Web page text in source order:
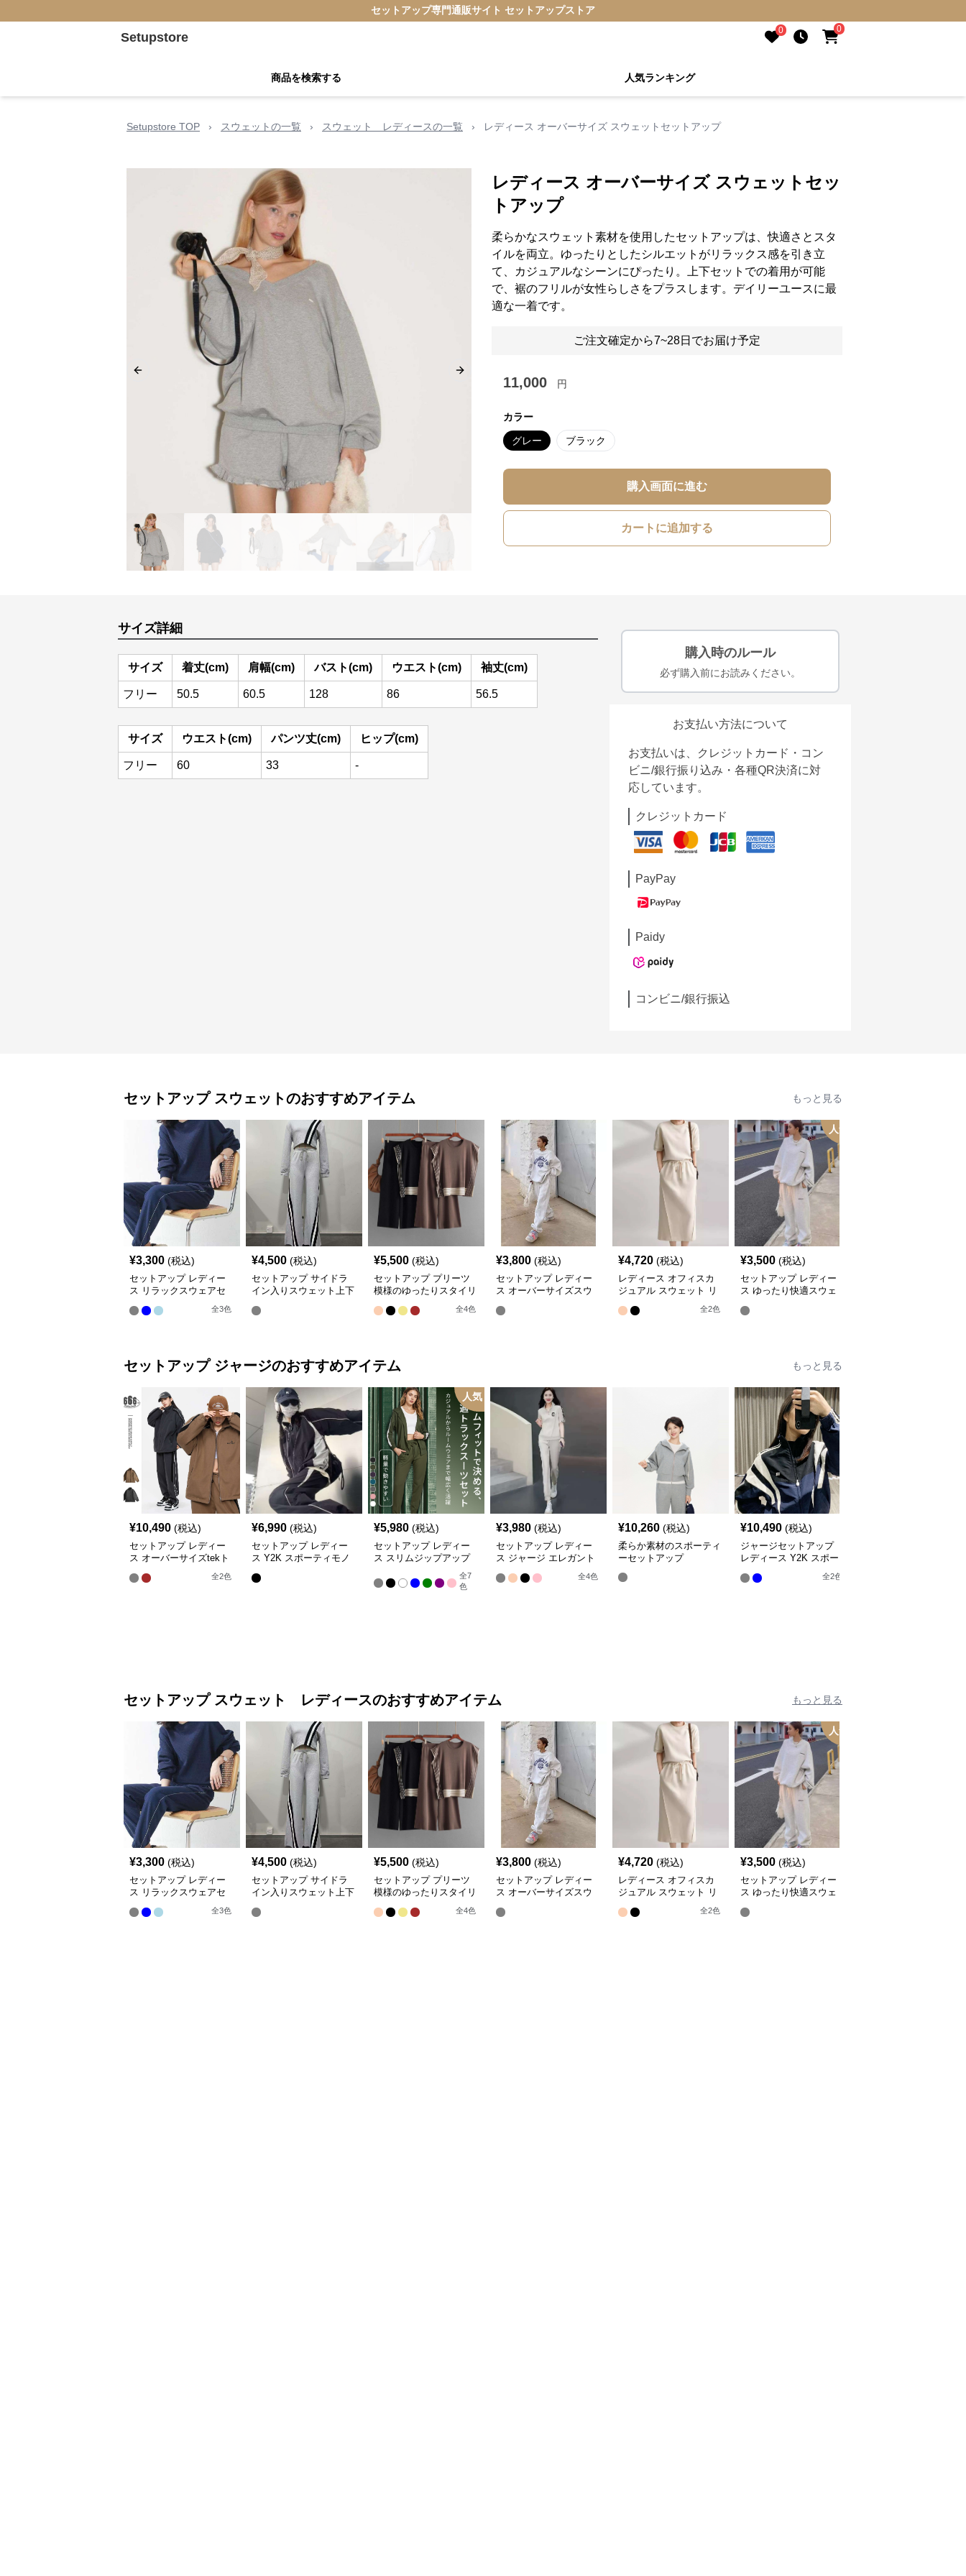
セットアップ専門通販サイト セットアップストア
Setupstore 0 0
商品を検索する 人気ランキング
Setupstore TOP › スウェットの一覧 › スウェット レディースの一覧 › レディース オーバーサイズ スウェットセットアップ
Previous slide Next slide
レディース オーバーサイズ スウェットセッ
トアップ
柔らかなスウェット素材を使用したセットアップは、快適さとスタ
イルを両立。ゆったりとしたシルエットがリラックス感を引き立
て、カジュアルなシーンにぴったり。上下セットでの着用が可能
で、裾のフリルが女性らしさをプラスします。デイリーユースに最
適な一着です。
ご注文確定から7~28日でお届け予定
11,000 円
カラー
グレー ブラック
購入画面に進む
カートに追加する
サイズ詳細
サイズ 着丈(cm) 肩幅(cm) バスト(cm) ウエスト(cm) 袖丈(cm)
フリー 50.5 60.5 128 86 56.5
サイズ ウエスト(cm) パンツ丈(cm) ヒップ(cm)
フリー 60 33 -
購入時のルール
必ず購入前にお読みください。
お支払い方法について
お支払いは、クレジットカード・コン
ビニ/銀行振り込み・各種QR決済に対
応しています。
クレジットカード
PayPay
Paidy
コンビニ/銀行振込
セットアップ スウェットのおすすめアイテム もっと見る
¥3,300 (税込)
セットアップ レディー
ス リラックスウェアセ
全3色
¥4,500 (税込)
セットアップ サイドラ
イン入りスウェット上下
¥5,500 (税込)
セットアップ プリーツ
模様のゆったりスタイリ
全4色
¥3,800 (税込)
セットアップ レディー
ス オーバーサイズスウ
¥4,720 (税込)
レディース オフィスカ
ジュアル スウェット リ
ラックスセットアップ
全2色
人気
¥3,500 (税込)
セットアップ レディー
ス ゆったり快適スウェ
セットアップ ジャージのおすすめアイテム もっと見る
¥10,490 (税込)
セットアップ レディー
ス オーバーサイズtekト
ラックスーツ ジャージ
全2色
¥6,990 (税込)
セットアップ レディー
ス Y2K スポーティモノ
ージ
人気
¥5,980 (税込)
セットアップ レディー
ス スリムジップアップ
パーカー&トラックパン
ツ
全7
色
¥3,980 (税込)
セットアップ レディー
ス ジャージ エレガント
カジュアル ツーピース
スポーツトラック
全4色
¥10,260 (税込)
柔らか素材のスポーティ
ーセットアップ
¥10,490 (税込)
ジャージセットアップ
レディース Y2K スポー
ティブラックトラックス
ーツ
全2色
セットアップ スウェット レディースのおすすめアイテム もっと見る
¥3,300 (税込)
セットアップ レディー
ス リラックスウェアセ
全3色
¥4,500 (税込)
セットアップ サイドラ
イン入りスウェット上下
¥5,500 (税込)
セットアップ プリーツ
模様のゆったりスタイリ
全4色
¥3,800 (税込)
セットアップ レディー
ス オーバーサイズスウ
¥4,720 (税込)
レディース オフィスカ
ジュアル スウェット リ
ラックスセットアップ
全2色
人気
¥3,500 (税込)
セットアップ レディー
ス ゆったり快適スウェ